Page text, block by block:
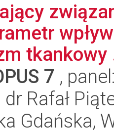
tkankowy
7 ,
Rafał
Gdańska,